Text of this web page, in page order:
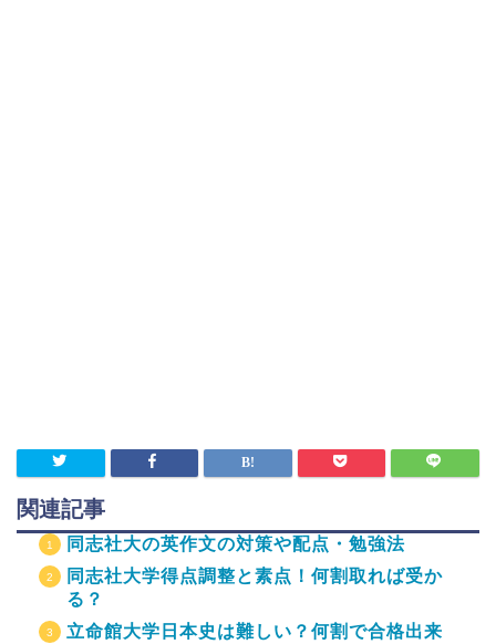
関連記事
同志社大の英作文の対策や配点・勉強法
同志社大学得点調整と素点！何割取れば受か
る？
立命館大学日本史は難しい？何割で合格出来